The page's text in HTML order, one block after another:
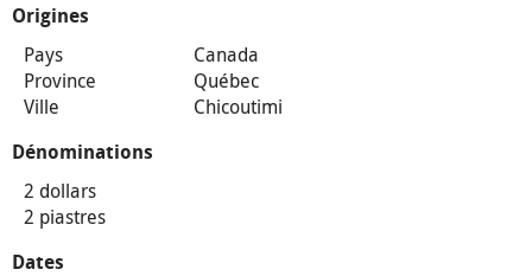
Origines
Pays
Canada
Province
Québec
Ville
Chicoutimi
Dénominations
2 dollars
2 piastres
Dates